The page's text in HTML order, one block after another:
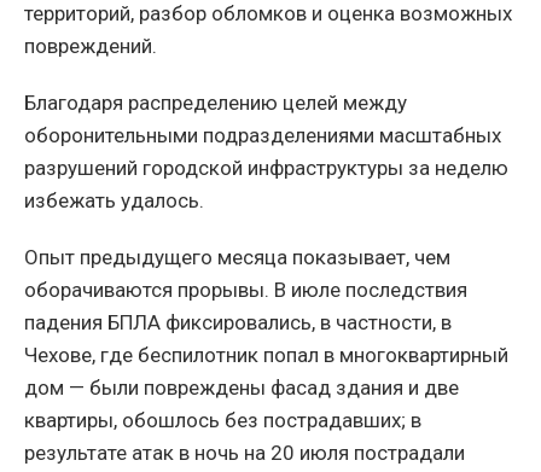
территорий, разбор обломков и оценка возможных
повреждений.
Благодаря распределению целей между
оборонительными подразделениями масштабных
разрушений городской инфраструктуры за неделю
избежать удалось.
Опыт предыдущего месяца показывает, чем
оборачиваются прорывы. В июле последствия
падения БПЛА фиксировались, в частности, в
Чехове, где беспилотник попал в многоквартирный
дом — были повреждены фасад здания и две
квартиры, обошлось без пострадавших; в
результате атак в ночь на 20 июля пострадали